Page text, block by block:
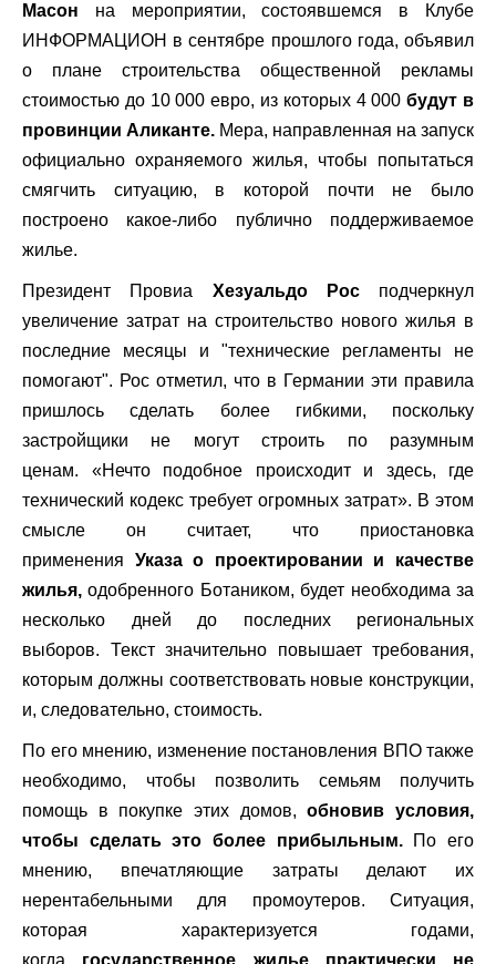
Масон на мероприятии, состоявшемся в Клубе
ИНФОРМАЦИОН в сентябре прошлого года, объявил
о плане строительства общественной рекламы
стоимостью до 10 000 евро, из которых 4 000будут в
провинции Аликанте. Мера, направленная на запуск
официально охраняемого жилья, чтобы попытаться
смягчить ситуацию, в которой почти не было
построено какое-либо публично поддерживаемое
жилье.
Президент Провиа Хезуальдо Росподчеркнул
увеличение затрат на строительство нового жилья в
последние месяцы и "технические регламенты не
помогают". Рос отметил, что в Германии эти правила
пришлось сделать более гибкими, поскольку
застройщики не могут строить по разумным
ценам. «Нечто подобное происходит и здесь, где
технический кодекс требует огромных затрат». В этом
смысле он считает, что приостановка
применения Указа о проектировании и качестве
жилья, одобренного Ботаником, будет необходима за
несколько дней до последних региональных
выборов. Текст значительно повышает требования,
которым должны соответствовать новые конструкции,
и, следовательно, стоимость.
По его мнению, изменение постановления ВПО также
необходимо, чтобы позволить семьям получить
помощь в покупке этих домов,обновив условия,
чтобы сделать это более прибыльным. По его
мнению, впечатляющие затраты делают их
нерентабельными для промоутеров. Ситуация,
которая характеризуется годами,
когда государственное жилье практически не